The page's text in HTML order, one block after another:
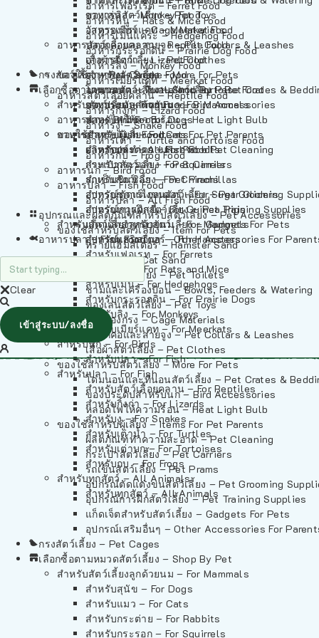
อาหารเฟอร์เร็ต – Ferret Food
อาหารหนู – Rats & Mice Food
อาหารเม่นแคระ – Hedgehog Food
อาหารกระรอกดิน – Prairie Dog Food
อาหารลิง – Monkey Food
อาหารเมียร์แคท – Meerkat Food
อาหารสัตว์เลี้อยคลาน – Reptile Food
อาหารกิ้งก่า – Lizard Food
อาหารงู – Snake Food
อาหารเต่า – Turtle and Tortoise Food
อาหารกบ – Frog Food
อาหารนก – Bird Food
อาหารปลา – Fish Food
อาหารปลา – All Fish Food
อุปกรณและผลิตภัณฑ์สำหรับสัตว์เลี้ยง – Pet Accessories
ของใช้สำหรับสัตว์เลี้ยง – Item For Pets
ทรายแฮมสเตอร์ – Hamster Sand
ทรายแมว – Cat Sand
ห้องน้ำสัตว์เลี้ยง – Pet Toilets
ชามและเครื่องป้อน – Bowls, Feeders & Watering
ของเล่นสัตว์เลี้ยง – Pet Toys
วัสดุรองกรง – Cage Materials
ปลอกคอและสายจูง – Pet Collars & Leashes
เสื้อผ้าสัตว์เลี้ยง – Pet Clothes
ของใช้สำหรับสัตว์เลี้ยง – More For Pets
โดมนอนและที่นอนสัตว์เลี้ยง – Pet Crates &
ของประดับสำหรับนก – Bird Accessories
หลอดไฟให้ความร้อน – Heat Light Bulb
ของใช้สำหรับผู้เลี้ยง – Items For Pet Parents
ผลิตภัณฑ์ทำความสะอาด – Pet Cleaning
กระเป๋าสัตว์เลี้ยง – Pet Carriers
รถเข็นสัตว์เลี้ยง – Pet Prams
อุปกรณ์ตัดแต่งขนสัตว์เลี้ยง – Pet Grooming
อุปกรณ์การฝึกสัตว์เลี้ยง – Pet Training Supplies
แก็ดเจ็ตสำหรับสัตว์เลี้ยง – Gadgets For Pets
อุปกรณ์เสริมอื่นๆ – Other Accessories For
กรงสัตว์เลี้ยง – Pet Cages
เลือกซื้อตามหมวดสัตว์เลี้ยง – Shop By Pet
สำหรับสัตว์เลี้ยงลูกด้วยนม – For Mammals
สำหรับสุนัข – For Dogs
สำหรับแมว – For Cats
สำหรับกระต่าย – For Rabbits
สำหรับกระรอก – For Squirrels
อาหารลิง – Monkey Food
อาหารเมียร์แคท – Meerkat Food
อาหารสัตว์เลี้อยคลาน – Reptile Food
อาหารกิ้งก่า – Lizard Food
อาหารงู – Snake Food
อาหารเต่า – Turtle and Tortoise Food
อาหารกบ – Frog Food
อาหารนก – Bird Food
อาหารปลา – Fish Food
อาหารปลา – All Fish Food
ของเล่นสัตว์เลี้ยง – Pet Toys
วัสดุรองกรง – Cage Materials
ปลอกคอและสายจูง – Pet Collars & Leashes
เสื้อผ้าสัตว์เลี้ยง – Pet Clothes
ของใช้สำหรับสัตว์เลี้ยง – More For Pets
โดมนอนและที่นอนสัตว์เลี้ยง – Pet Crates &
ของประดับสำหรับนก – Bird Accessories
หลอดไฟให้ความร้อน – Heat Light Bulb
ของใช้สำหรับผู้เลี้ยง – Items For Pet Parents
ผลิตภัณฑ์ทำความสะอาด – Pet Cleaning
กระเป๋าสัตว์เลี้ยง – Pet Carriers
รถเข็นสัตว์เลี้ยง – Pet Prams
อุปกรณ์ตัดแต่งขนสัตว์เลี้ยง – Pet Grooming
อุปกรณ์การฝึกสัตว์เลี้ยง – Pet Training Supplies
แก็ดเจ็ตสำหรับสัตว์เลี้ยง – Gadgets For Pets
อุปกรณ์เสริมอื่นๆ – Other Accessories For
กรงสัตว์เลี้ยง – Pet Cages
เลือกซื้อตามหมวดสัตว์เลี้ยง – Shop By Pet
สำหรับสัตว์เลี้ยงลูกด้วยนม – For Mammals
สำหรับสุนัข – For Dogs
สำหรับแมว – For Cats
สำหรับกระต่าย – For Rabbits
สำหรับกระรอก – For Squirrels
สำหรับชินชิล่า – For Chinchillas
สำหรับชูการ์ไกลเดอร์ – For Sugar Gliders
สำหรับหนูแกสบี้ – For Guinea Pigs
สำหรับสัตว์เลี้ยงลูกด้วยนม – For Mammals
สำหรับแฮมสเตอร์ – For Hamsters
สำหรับเฟอเรท – For Ferrets
สำหรับหนู – For Rats and Mice
สำหรับเม่น – For Hedgehogs
สำหรับกระรอกดิน – For Prairie Dogs
สำหรับลิง – For Monkeys
สำหรับเมียร์แคท – For Meerkats
สำหรับนก – For Birds
สำหรับปลา – For Fish
สำหรับปลา – For Fish
สำหรับสัตว์เลื้อยคลาน – For Reptiles
สำหรับกิ้งก่า – For Lizards
สำหรับงู – For Snakes
สำหรับเต่าน้ำ – For Turtles
สำหรับเต่าบก – For Tortoises
สำหรับกบ – For Frogs
สำหรับทุกสัตว์ – All Animals
สำหรับทุกสัตว์ – All Animals
อาหารปลา – Fish Food
Clear
เข้าสู่ระบบ/ลงชื่อ